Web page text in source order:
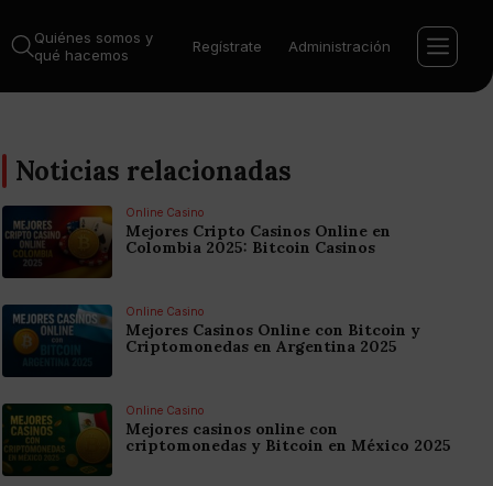
Quiénes somos y
qué hacemos
Regístrate Administración
Noticias relacionadas
Online Casino
Mejores Cripto Casinos Online en
Colombia 2025: Bitcoin Casinos
Online Casino
Mejores Casinos Online con Bitcoin y
Criptomonedas en Argentina 2025
Online Casino
Mejores casinos online con
criptomonedas y Bitcoin en México 2025